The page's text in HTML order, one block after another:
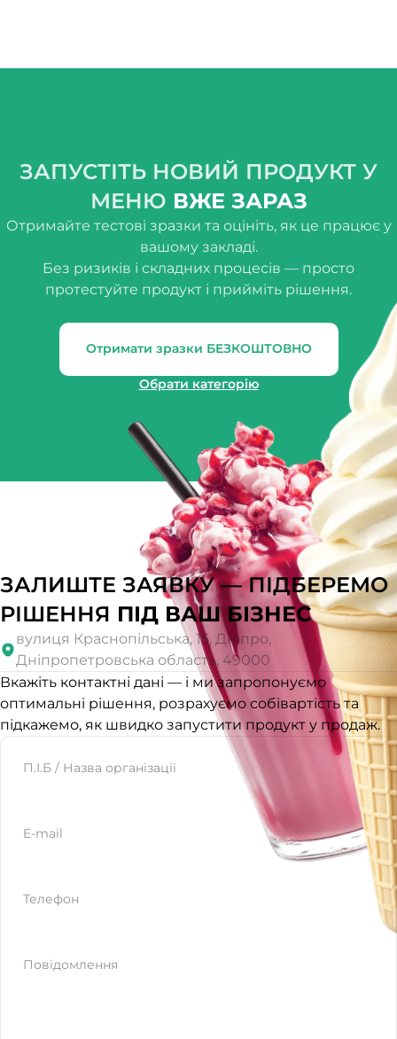
ЗАПУСТІТЬ НОВИЙ ПРОДУКТ У
МЕНЮ ВЖЕ ЗАРАЗ
Отримайте тестові зразки та оцініть, як це працює у
вашому закладі.
Без ризиків і складних процесів — просто
протестуйте продукт і прийміть рішення.
Отримати зразки БЕЗКОШТОВНО
Обрати категорію
ЗАЛИШТЕ ЗАЯВКУ — ПІДБЕРЕМО
РІШЕННЯ ПІД ВАШ БІЗНЕС
вулиця Краснопільська, 15, Дніпро,
Дніпропетровська область, 49000
Вкажіть контактні дані — і ми запропонуємо
оптимальні рішення, розрахуємо собівартість та
підкажемо, як швидко запустити продукт у продаж.
П.І.Б / Назва організації
E-mail
Телефон
Повідомлення
Website